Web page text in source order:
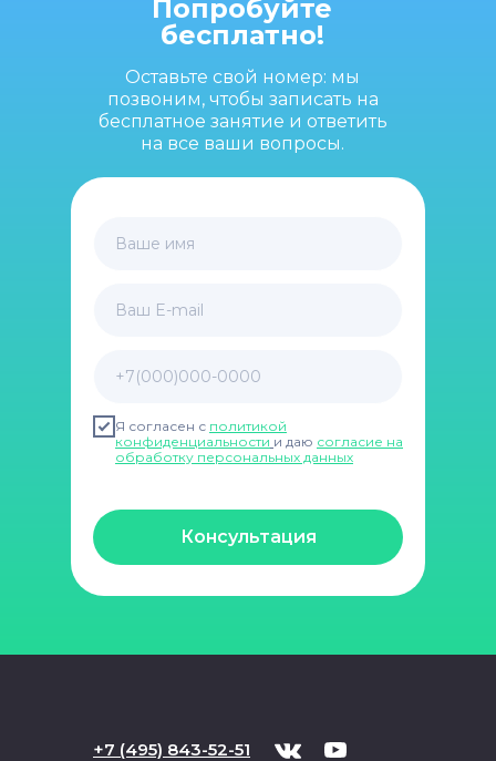
Попробуйте
бесплатно!
Ваше имя
Ваш E-mail
+7(000)000-0000
Я согласен с политикой
конфиденциальности и даю согласие на
обработку персональных данных
Консультация
Оставьте свой номер: мы
позвоним, чтобы записать на
бесплатное занятие и ответить
на все ваши вопросы.
+7 (495) 843-52-51